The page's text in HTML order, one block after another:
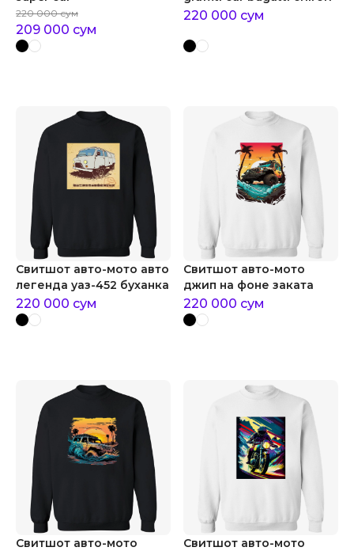
220 000 сум
209 000 сум
220 000 сум
Свитшот авто-мото авто
легенда уаз-452 буханка
220 000 сум
Свитшот авто-мото
джип на фоне заката
220 000 сум
Свитшот авто-мото
Свитшот авто-мото